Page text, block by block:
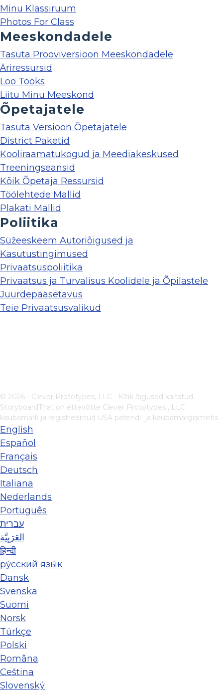
Minu Klassiruum
Photos For Class
Meeskondadele
Tasuta Prooviversioon Meeskondadele
Äriressursid
Loo Tööks
Liitu Minu Meeskond
Õpetajatele
Tasuta Versioon Õpetajatele
District Paketid
Kooliraamatukogud ja Meediakeskused
Treeningseansid
Kõik Õpetaja Ressursid
Töölehtede Mallid
Plakati Mallid
Poliitika
Süžeeskeem Autoriõigused ja
Kasutustingimused
Privaatsuspoliitika
Privaatsus ja Turvalisus Koolidele ja Õpilastele
Juurdepääsetavus
Teie Privaatsusvalikud
© 2026 - Clever Prototypes, LLC - Kõik õigused kaitstud.
StoryboardThat on ettevõtte Clever Prototypes , LLC
kaubamärk ja registreeritud USA patendi- ja kaubamärgiametis
English
Español
Français
Deutsch
Italiana
Nederlands
Português
עברית
العَرَبِيَّة
हिन्दी
ру́сский язы́к
Dansk
Svenska
Suomi
Norsk
Türkçe
Polski
Româna
Ceština
Slovenský